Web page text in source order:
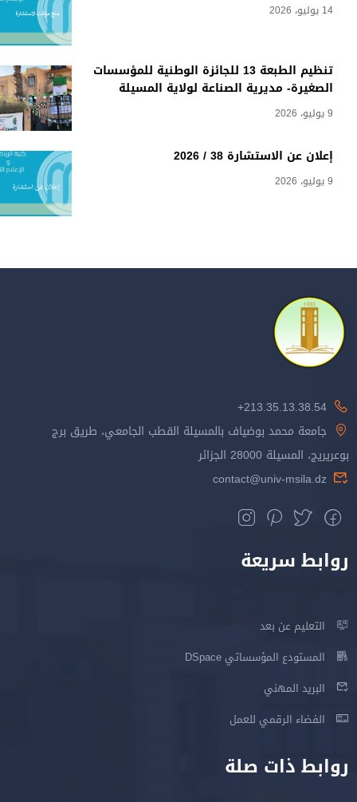
14 يوليو، 2026
تنظيم الطبعة 13 للجائزة الوطنية للمؤسسات
الصغيرة- مديرية الصناعة لولاية المسيلة
9 يوليو، 2026
إعلان عن الاستشارة 38 / 2026
9 يوليو، 2026
213.35.13.38.54+
جامعة محمد بوضياف بالمسيلة القطب الجامعي، طريق برج
بوعريريج، المسيلة 28000 الجزائر
contact@univ-msila.dz
روابط سريعة
التعليم عن بعد
المستودع المؤسساتي DSpace
البريد المهني
الفضاء الرقمي للعمل
روابط ذات صلة